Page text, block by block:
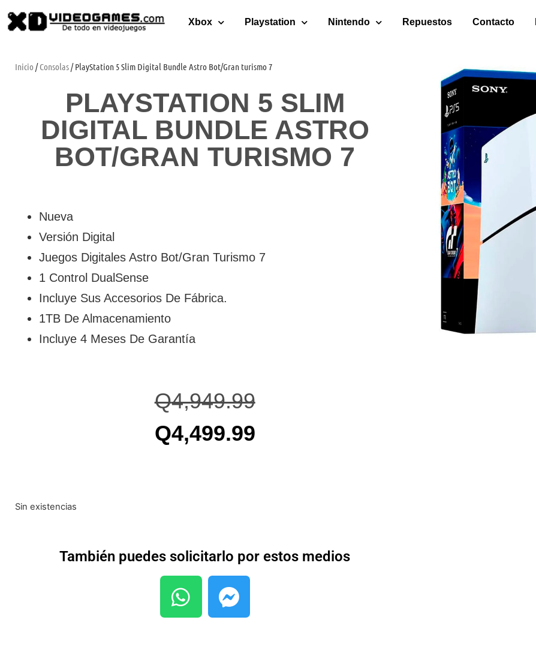
Xbox Playstation Nintendo Repuestos Contacto
Inicio /Consolas/ PlayStation 5 Slim Digital Bundle Astro Bot/Gran turismo 7
PLAYSTATION 5 SLIM
DIGITAL BUNDLE ASTRO
BOT/GRAN TURISMO 7
Nueva
Versión Digital
Juegos Digitales Astro Bot/Gran Turismo 7
1 Control DualSense
Incluye Sus Accesorios De Fábrica.
1TB De Almacenamiento
Incluye 4 Meses De Garantía
Q4,949.99
Q4,499.99
Sin existencias
También puedes solicitarlo por estos medios